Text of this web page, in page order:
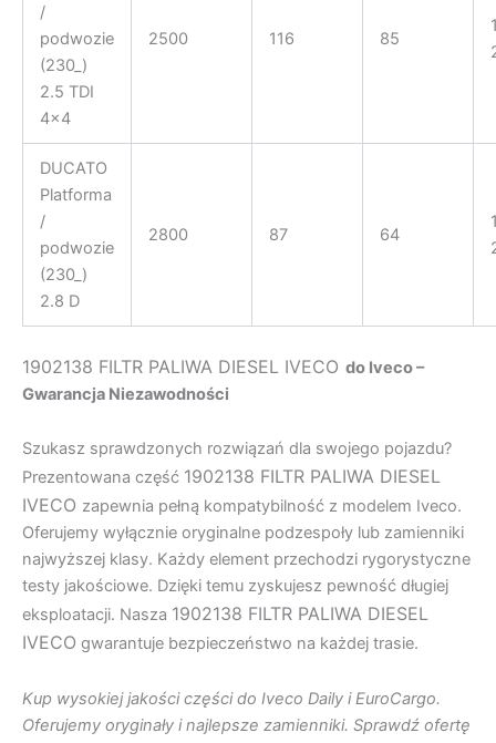
/
podwozie
(230_)
2.5 TDI
4×4
2500 116 85
DUCATO
Platforma
/
podwozie
(230_)
2.8 D
2800 87 64
1902138 FILTR PALIWA DIESEL IVECO do Iveco –
Gwarancja Niezawodności
Szukasz sprawdzonych rozwiązań dla swojego pojazdu?
Prezentowana część 1902138 FILTR PALIWA DIESEL
IVECO zapewnia pełną kompatybilność z modelem Iveco.
Oferujemy wyłącznie oryginalne podzespoły lub zamienniki
najwyższej klasy. Każdy element przechodzi rygorystyczne
testy jakościowe. Dzięki temu zyskujesz pewność długiej
eksploatacji. Nasza 1902138 FILTR PALIWA DIESEL
IVECO gwarantuje bezpieczeństwo na każdej trasie.
Kup wysokiej jakości części do Iveco Daily i EuroCargo.
Oferujemy oryginały i najlepsze zamienniki. Sprawdź ofertę